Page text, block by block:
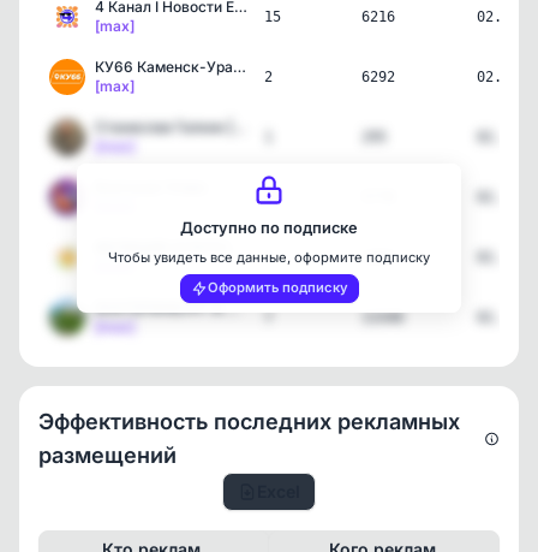
4 Канал I Новости Екатер…
[max]
15 6216
КУ66 Каменск-Уральский
[max]
2 6292
16
[max]
5 1463
ЕКАТЕРИНБУРГ В MAX 🦎
7 13340
Доступно по подписке
Чтобы увидеть все данные, оформите подписку
Оформить подписку
Эффективность последних рекламных
размещений